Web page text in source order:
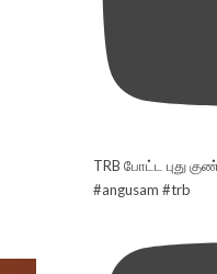
TRB போட்ட புது
#angusam #trb